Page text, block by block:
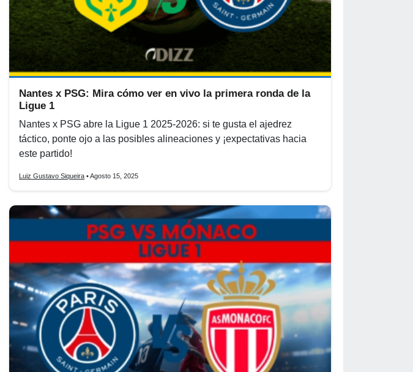
Nantes x PSG: Mira cómo ver en vivo la primera ronda de la
Ligue 1
Nantes x PSG abre la Ligue 1 2025-2026: si te gusta el ajedrez
táctico, ponte ojo a las posibles alineaciones y ¡expectativas hacia
este partido!
Luiz Gustavo Siqueira • Agosto 15, 2025